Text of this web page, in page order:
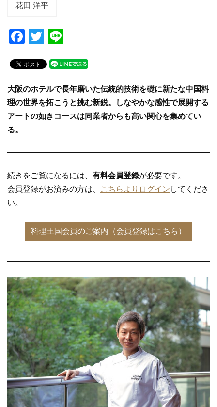
花田 洋平
F
c
e
b
o
T
tt
er
e
大阪のホテルで長年磨いた伝統的技術を礎に新たな中国料
理の世界を拓こうと挑む新鋭。しなやかな感性で展開する
アートの如きコースは同業者からも高い関心を集めてい
る。
続きをご覧になるには、 有料会員登録が必要です。
会員登録がお済みの方は、
こちらよりログイン してくださ
い。